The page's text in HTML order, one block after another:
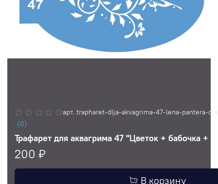
(0)
арт.trapharet-dlja-akvagrima-47-lena-pantera-
Трафарет для аквагрима 47 "Цветок + бабочка +
200 ₽
В корзину